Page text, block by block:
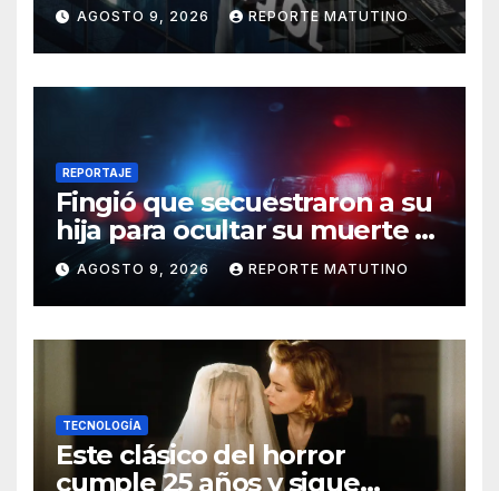
AGOSTO 9, 2026 REPORTE MATUTINO
REPORTAJE
Fingió que secuestraron a su
hija para ocultar su muerte y
así la policía descubrió el
engaño
AGOSTO 9, 2026 REPORTE MATUTINO
TECNOLOGÍA
Este clásico del horror
cumple 25 años y sigue